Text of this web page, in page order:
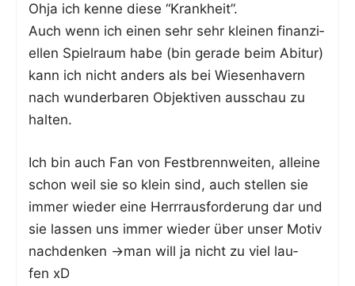
Ohja ich ken­ne die­se “Krank­heit”.
Auch wenn ich einen sehr sehr klei­nen finan­zi­
el­len Spiel­raum habe (bin gera­de beim Abitur)
kann ich nicht anders als bei Wie­sen­ha­vern
nach wun­der­ba­ren Objek­ti­ven aus­schau zu
halten.
Ich bin auch Fan von Fest­brenn­wei­ten, allei­ne
schon weil sie so klein sind, auch stel­len sie
immer wie­der eine Herr­raus­for­de­rung dar und
sie las­sen uns immer wie­der über unser Motiv
nach­den­ken ->man will ja nicht zu viel lau­
fen xD